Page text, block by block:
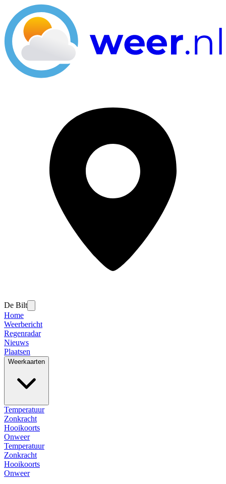
De Bilt
Home
Weerbericht
Regenradar
Nieuws
Plaatsen
Weerkaarten
Temperatuur
Zonkracht
Hooikoorts
Onweer
Temperatuur
Zonkracht
Hooikoorts
Onweer